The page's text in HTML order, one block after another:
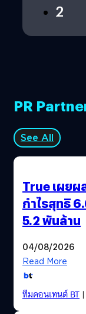
2
PR
See All
True เผย
กำไรสุทธิ
5.2 พันล้าน
04/08/2026
Read More
ทีมคอนเทนต์ BT